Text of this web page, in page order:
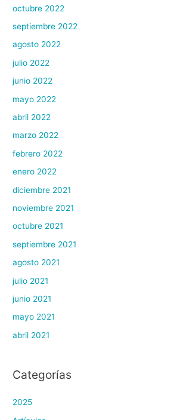
octubre 2022
septiembre 2022
agosto 2022
julio 2022
junio 2022
mayo 2022
abril 2022
marzo 2022
febrero 2022
enero 2022
diciembre 2021
noviembre 2021
octubre 2021
septiembre 2021
agosto 2021
julio 2021
junio 2021
mayo 2021
abril 2021
Categorías
2025